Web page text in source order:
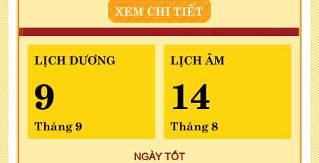
XEM CHI TIẾT
LỊCH DƯƠNG
9
Tháng 9
LỊCH ÂM
14
Tháng 8
NGÀY TỐT